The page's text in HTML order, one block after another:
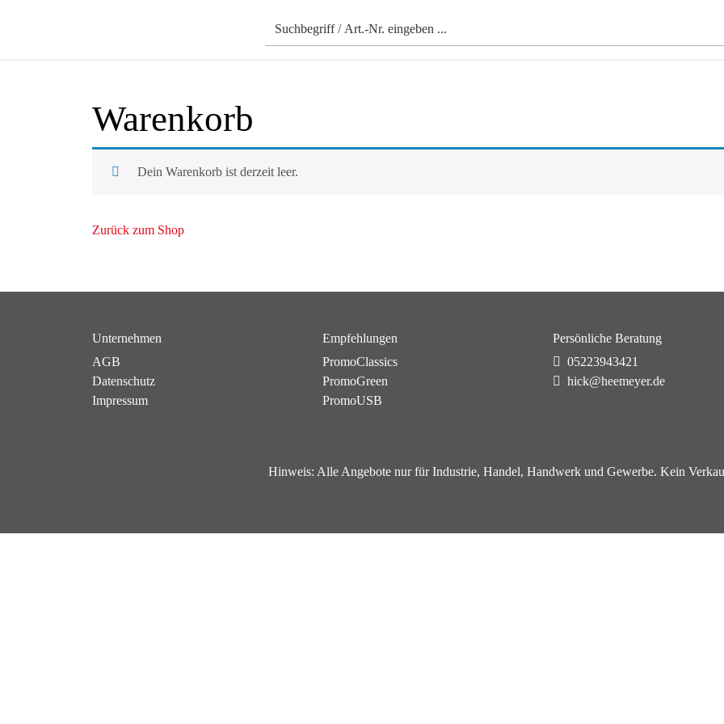
Warenkorb
Dein Warenkorb ist derzeit leer.
Zurück zum Shop
Unternehmen
AGB
Datenschutz
Impressum
Empfehlungen
PromoClassics
PromoGreen
PromoUSB
Persönliche Beratung
05223943421
hick@heemeyer.de
Hinweis: Alle Angebote nur für Industrie, Handel, Handwerk und Gewerbe. Kein